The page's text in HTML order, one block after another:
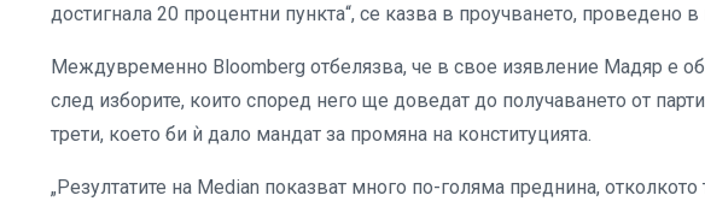
достигнала 20 процентни пункта“, се казва в проучването, проведено
Междувременно Bloomberg отбелязва, че в свое изявление Мадяр е
след изборите, които според него ще доведат до получаването от
трети, което би ѝ дало мандат за промяна на конституцията.
„Резултатите на Median показват много по-голяма преднина,